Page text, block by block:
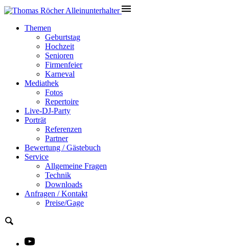
Themen
Geburtstag
Hochzeit
Senioren
Firmenfeier
Karneval
Mediathek
Fotos
Repertoire
Live-DJ-Party
Porträt
Referenzen
Partner
Bewertung / Gästebuch
Service
Allgemeine Fragen
Technik
Downloads
Anfragen / Kontakt
Preise/Gage